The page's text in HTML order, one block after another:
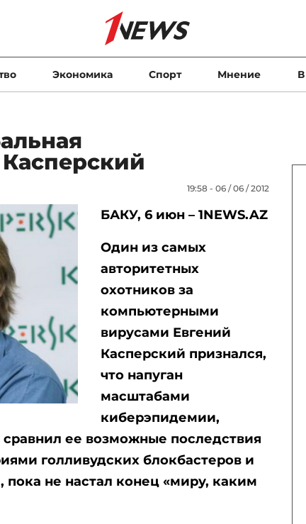
Экономика Спорт Мнение
19:58 - 06 / 06 / 2012
БАКУ, 6 июн – 1NEWS.AZ
Один из самых
авторитетных
охотников за
компьютерными
вирусами Евгений
Касперский признался,
что напуган
масштабами
киберэпидемии,
сравнил ее возможные последствия
голливудских блокбастеров и
пока не настал конец «миру, каким